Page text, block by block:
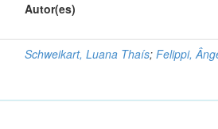
Autor(es)
Schweikart, Luana Thaís;Felippi,